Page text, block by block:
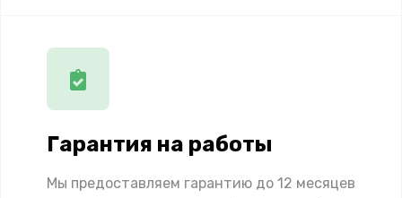
Гарантия на работы
Мы предоставляем гарантию до 12 месяцев